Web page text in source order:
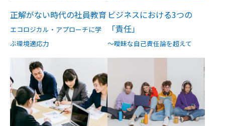
正解がない時代の社員教育
エコロジカル・アプローチに学
ぶ環境適応力
ビジネスにおける3つの
「責任」
～曖昧な自己責任論を超えて